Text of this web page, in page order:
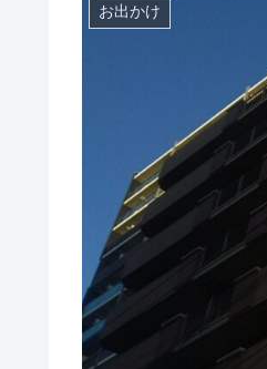
お出かけ